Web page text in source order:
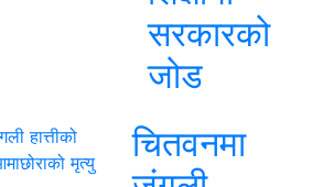
सरकारको
जोड
चितवनमा